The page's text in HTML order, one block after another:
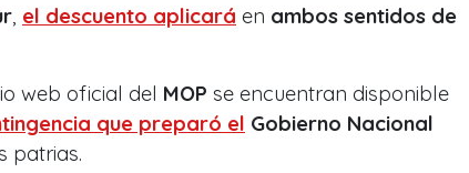
el descuento aplicará en ambos sentidos de
web oficial del MOP se encuentran disponible
que preparó el Gobierno Nacional
patrias.